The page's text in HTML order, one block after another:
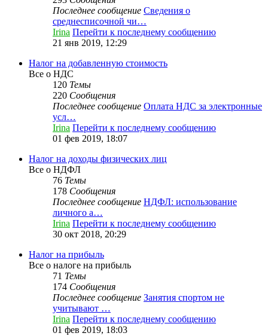
Последнее сообщение Сведения о
среднесписочной чи…
Irina Перейти к последнему сообщению
21 янв 2019, 12:29
Налог на добавленную стоимость
Все о НДС
120 Темы
220 Сообщения
Последнее сообщение Оплата НДС за электронные
усл…
Irina Перейти к последнему сообщению
01 фев 2019, 18:07
Налог на доходы физических лиц
Все о НДФЛ
76 Темы
178 Сообщения
Последнее сообщение НДФЛ: использование
личного а…
Irina Перейти к последнему сообщению
30 окт 2018, 20:29
Налог на прибыль
Все о налоге на прибыль
71 Темы
174 Сообщения
Последнее сообщение Занятия спортом не
учитывают …
Irina Перейти к последнему сообщению
01 фев 2019, 18:03